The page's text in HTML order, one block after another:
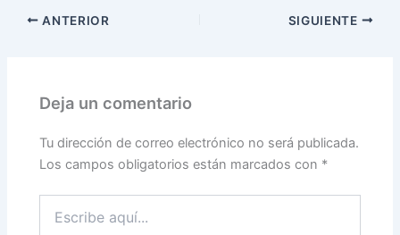
ANTERIOR SIGUIENTE
Deja un comentario
Tu dirección de correo electrónico no será publicada.
Los campos obligatorios están marcados con *
aquí...